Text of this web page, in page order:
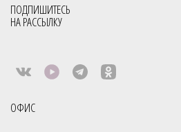
ПОДПИШИТЕСЬ
НА РАССЫЛКУ
ОФИС